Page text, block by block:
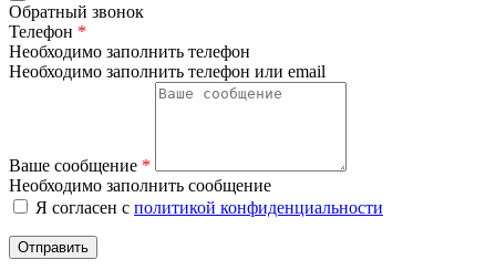
Обратный звонок
Телефон *
Необходимо заполнить телефон
Необходимо заполнить телефон или email
Ваше сообщение *
Необходимо заполнить сообщение
Я согласен с политикой конфиденциальности
Отправить